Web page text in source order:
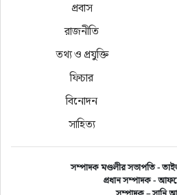
সিলেট অনলাইন প্রেসক্লাবের
সাক্ষাৎ করেছেন সিলেট
প্রবাস
রাজনীতি
তথ্য ও প্রযুক্তি
ফিচার
বিনোদন
সাহিত্য
সম্পাদক মণ্ডলীর সভাপতি -
প্রধান সম্পাদক -